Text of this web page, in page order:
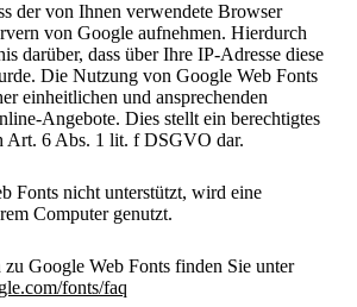
der von Ihnen verwendete Browser
von Google aufnehmen. Hierdurch
darüber, dass über Ihre IP-Adresse diese
Die Nutzung von Google Web Fonts
einheitlichen und ansprechenden
Angebote. Dies stellt ein berechtigtes
Art. 6 Abs. 1 lit. f DSGVO dar.
Fonts nicht unterstützt, wird eine
Computer genutzt.
Google Web Fonts finden Sie unter
fonts/faq